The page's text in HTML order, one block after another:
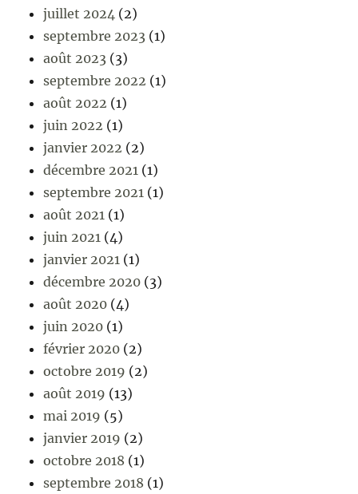
juillet 2024 (2)
septembre 2023 (1)
août 2023 (3)
septembre 2022 (1)
août 2022 (1)
juin 2022 (1)
janvier 2022 (2)
décembre 2021 (1)
septembre 2021 (1)
août 2021 (1)
juin 2021 (4)
janvier 2021 (1)
décembre 2020 (3)
août 2020 (4)
juin 2020 (1)
février 2020 (2)
octobre 2019 (2)
août 2019 (13)
mai 2019 (5)
janvier 2019 (2)
octobre 2018 (1)
septembre 2018 (1)